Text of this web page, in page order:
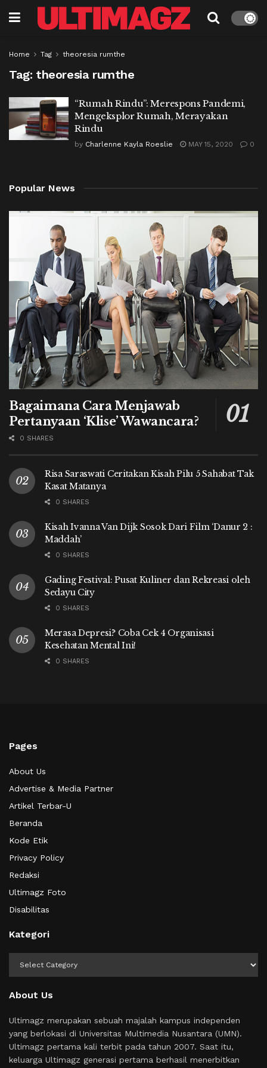
Home Tag theoresia rumthe
Tag: theoresia rumthe
“Rumah Rindu”: Merespons Pandemi,
Mengeksplor Rumah, Merayakan
Rindu
by Charlenne Kayla Roeslie MAY 15, 2020 0
Popular News
Bagaimana Cara Menjawab
Pertanyaan ‘Klise’ Wawancara?
0 SHARES
Risa Saraswati Ceritakan Kisah Pilu 5 Sahabat Tak
Kasat Matanya
0 SHARES
Kisah Ivanna Van Dijk Sosok Dari Film ‘Danur 2 :
Maddah’
0 SHARES
Gading Festival: Pusat Kuliner dan Rekreasi oleh
Sedayu City
0 SHARES
Merasa Depresi? Coba Cek 4 Organisasi
Kesehatan Mental Ini!
0 SHARES
Pages
About Us
Advertise & Media Partner
Artikel Terbar-U
Beranda
Kode Etik
Privacy Policy
Redaksi
Ultimagz Foto
Disabilitas
Kategori
About Us
Ultimagz merupakan sebuah majalah kampus independen
yang berlokasi di Universitas Multimedia Nusantara (UMN).
Ultimagz pertama kali terbit pada tahun 2007. Saat itu,
keluarga Ultimagz generasi pertama berhasil menerbitkan